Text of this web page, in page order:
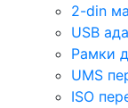
2-din
USB
Рамки
UMS
ISO